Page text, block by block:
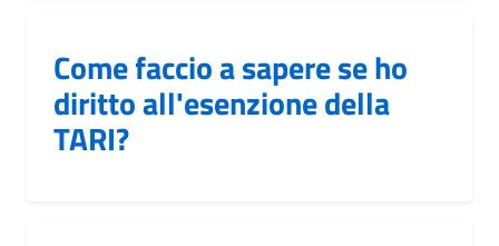
Come faccio a sapere se ho
diritto all'esenzione della
TARI?